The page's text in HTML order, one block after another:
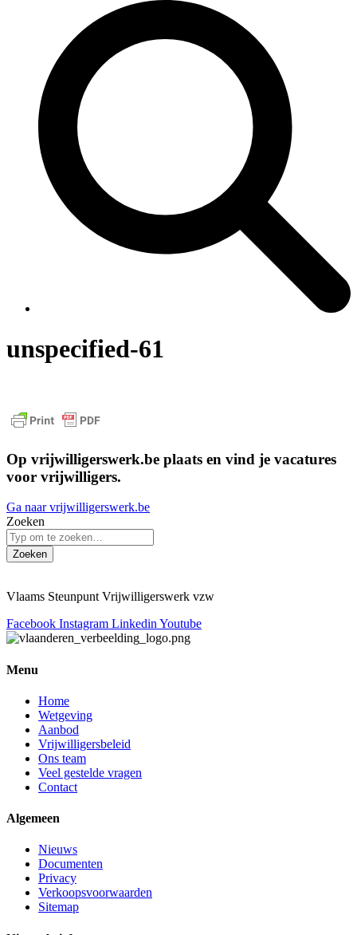
unspecified-61
Op vrijwilligerswerk.be plaats en vind je vacatures
voor vrijwilligers.
Ga naar vrijwilligerswerk.be
Zoeken
Zoeken
Vlaams Steunpunt Vrijwilligerswerk vzw
Facebook Instagram Linkedin Youtube
Menu
Home
Wetgeving
Aanbod
Vrijwilligersbeleid
Ons team
Veel gestelde vragen
Contact
Algemeen
Nieuws
Documenten
Privacy
Verkoopsvoorwaarden
Sitemap